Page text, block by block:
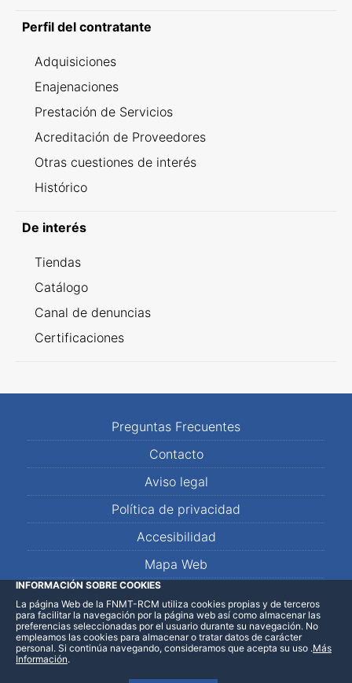
Perfil del contratante
Adquisiciones
Enajenaciones
Prestación de Servicios
Acreditación de Proveedores
Otras cuestiones de interés
Histórico
De interés
Tiendas
Catálogo
Canal de denuncias
Certificaciones
Preguntas Frecuentes
Contacto
Aviso legal
Política de privacidad
Accesibilidad
Mapa Web
LinkedInFacebookWhatsApp
INFORMACIÓN SOBRE COOKIES
La página Web de la FNMT-RCM utiliza cookies propias y de terceros
para facilitar la navegación por la página web así como almacenar las
preferencias seleccionadas por el usuario durante su navegación. No
empleamos las cookies para almacenar o tratar datos de carácter
personal. Si continúa navegando, consideramos que acepta su uso .Más
Información.